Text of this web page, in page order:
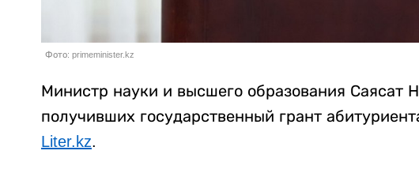
Фото: primeminister.kz
Министр науки и высшего образования Саясат
получивших государственный грант
Liter.kz.